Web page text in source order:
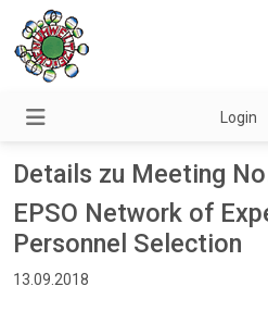
Login
Details zu Meeting
EPSO Network of
Personnel Selection
13.09.2018